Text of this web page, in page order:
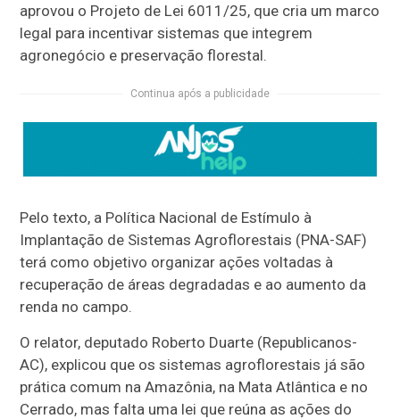
aprovou o Projeto de Lei 6011/25, que cria um marco
legal para incentivar sistemas que integrem
agronegócio e preservação florestal.
Continua após a publicidade
Pelo texto, a Política Nacional de Estímulo à
Implantação de Sistemas Agroflorestais (PNA-SAF)
terá como objetivo organizar ações voltadas à
recuperação de áreas degradadas e ao aumento da
renda no campo.
O relator, deputado Roberto Duarte (Republicanos-
AC), explicou que os sistemas agroflorestais já são
prática comum na Amazônia, na Mata Atlântica e no
Cerrado, mas falta uma lei que reúna as ações do